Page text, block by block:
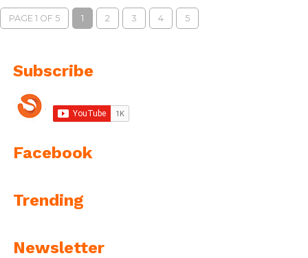
PAGE 1 OF 5 1 2 3 4 5
Subscribe
Facebook
Trending
Newsletter